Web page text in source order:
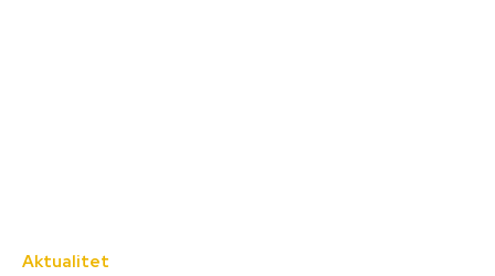
Aktualitet